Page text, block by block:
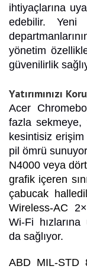
ihtiyaçlarına
edebilir. Yeni
yönetim
güvenilirlik
Yatırımınızı
Acer
fazla sekmeye,
kesintisiz
pil ömrü
N4000 veya
grafik içeren
çabucak
Wireless-AC
Wi-Fi
da sağlıyor.
ABD MIL-STD